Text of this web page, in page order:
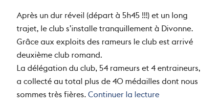
Après un dur réveil (départ à 5h45 !!!) et un long
trajet, le club s’installe tranquillement à Divonne.
Grâce aux exploits des rameurs le club est arrivé
deuxième club romand.
La délégation du club, 54 rameurs et 4 entraineurs,
a collecté au total plus de 40 médailles dont nous
sommes très fières.Continuer la lecturede «